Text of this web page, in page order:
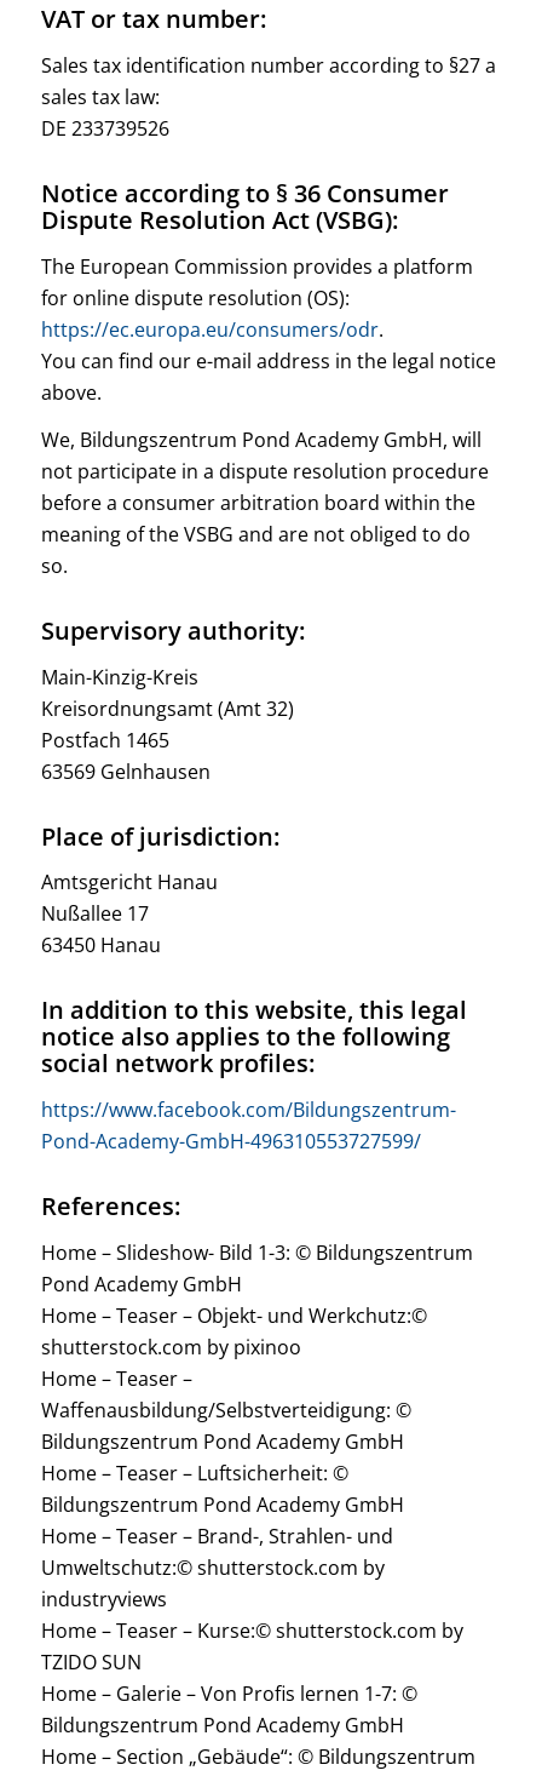
VAT or tax number:
Sales tax identification number according to §27 a
sales tax law:
DE 233739526
Notice according to § 36 Consumer
Dispute Resolution Act (VSBG):
The European Commission provides a platform
for online dispute resolution (OS):
https://ec.europa.eu/consumers/odr.
You can find our e-mail address in the legal notice
above.
We, Bildungszentrum Pond Academy GmbH, will
not participate in a dispute resolution procedure
before a consumer arbitration board within the
meaning of the VSBG and are not obliged to do
so.
Supervisory authority:
Main-Kinzig-Kreis
Kreisordnungsamt (Amt 32)
Postfach 1465
63569 Gelnhausen
Place of jurisdiction:
Amtsgericht Hanau
Nußallee 17
63450 Hanau
In addition to this website, this legal
notice also applies to the following
social network profiles:
https://www.facebook.com/Bildungszentrum-
Pond-Academy-GmbH-496310553727599/
References:
Home – Slideshow- Bild 1-3: © Bildungszentrum
Pond Academy GmbH
Home – Teaser – Objekt- und Werkchutz:©
shutterstock.com by pixinoo
Home – Teaser –
Waffenausbildung/Selbstverteidigung: ©
Bildungszentrum Pond Academy GmbH
Home – Teaser – Luftsicherheit: ©
Bildungszentrum Pond Academy GmbH
Home – Teaser – Brand-, Strahlen- und
Umweltschutz:© shutterstock.com by
industryviews
Home – Teaser – Kurse:© shutterstock.com by
TZIDO SUN
Home – Galerie – Von Profis lernen 1-7: ©
Bildungszentrum Pond Academy GmbH
Home – Section „Gebäude“: © Bildungszentrum